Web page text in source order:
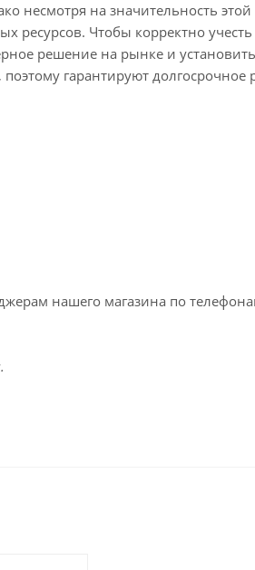
несмотря на значительность
ресурсов. Чтобы корректно
решение на рынке и
гарантируют
нашего магазина по